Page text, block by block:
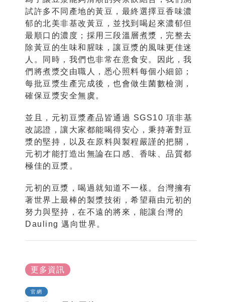
試許多不同產地的黃豆，最終選擇豆香味濃
郁的北美非基改黃豆，並找到喝起來濃郁但
最順口的濃度；採用三段溫層煮漿，完整去
除黃豆的生味和腥味，讓豆漿的風味更佳迷
人。同時，我們也非常在意食安。因此，我
們將煮漿交由職人，悉心照料每個小細節；
每批豆漿生產完成後，也會做生菌數檢測，
確保豆漿安全無虞。
並且，元初豆漿產品皆通過 SGS10 項非基
改認證，讓大家都能喝得安心，秉持著對豆
漿的堅持，以及在原料與製程嚴謹的把關，
元初才能打造出無論在口感、香味、品質都
極佳的豆漿。
元初的豆漿，喝過就知道不一樣。台灣擁有
著世界上最棒的製漿技術，希望藉由元初的
努力與堅持，在不遠的將來，能讓台灣的
Dauling 邁向世界。
更多資訊
官網